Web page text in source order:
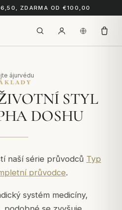
ZDARMA OD €100,00
ájurvédu
STYL
DOSHU
naší série průvodců Typ
průvodce.
systém medicíny,